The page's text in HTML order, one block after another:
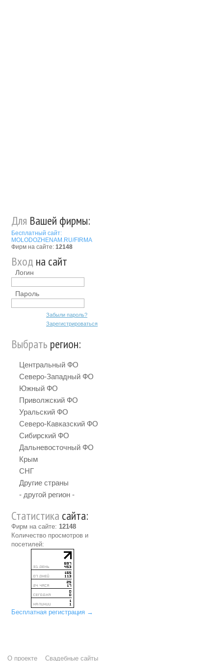
Для Вашей фирмы:
Бесплатный сайт:
MOLODOZHENAM.RU/FIRMA
Фирм на сайте: 12148
Вход на сайт
Логин
Пароль
Забыли пароль?
Зарегистрироваться
Выбрать регион:
Центральный ФО
Северо-Западный ФО
Южный ФО
Приволжский ФО
Уральский ФО
Северо-Кавказский ФО
Сибирский ФО
Дальневосточный ФО
Крым
СНГ
Другие страны
- другой регион -
Статистика сайта:
Фирм на сайте: 12148
Количество просмотров и
посетилей:
Бесплатная регистрация →
О проекте Свадебные сайты